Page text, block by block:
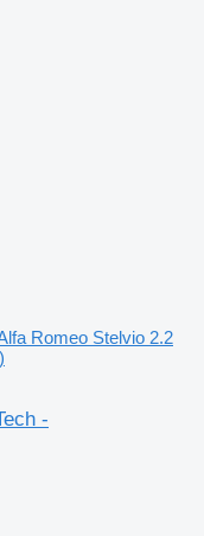
Romeo Stelvio 2.2
-